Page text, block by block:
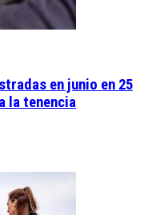
en junio en 25
la tenencia